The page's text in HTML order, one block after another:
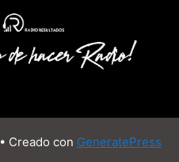
• Creado con GeneratePress